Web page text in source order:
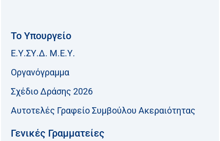
Το Υπουργείο
Ε.Υ.ΣΥ.Δ. Μ.Ε.Υ.
Οργανόγραμμα
Σχέδιο Δράσης 2026
Αυτοτελές Γραφείο Συμβούλου Ακεραιότητας
Γενικές Γραμματείες